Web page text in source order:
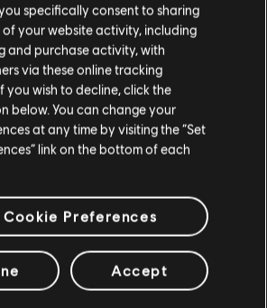
SUL GIOCO
amici in coop o in PvP, ottieni
e armi potenti ed entra nella ristretta
sono in grado di proteggere la Capitale
in tempo di crisi.
specifically consent to sharing
your website activity, including
and purchase activity, with
via these online tracking
you wish to decline, click the
below. You can change your
at any time by visiting the “Set
link on the bottom of each
Cookie Preferences
Accept